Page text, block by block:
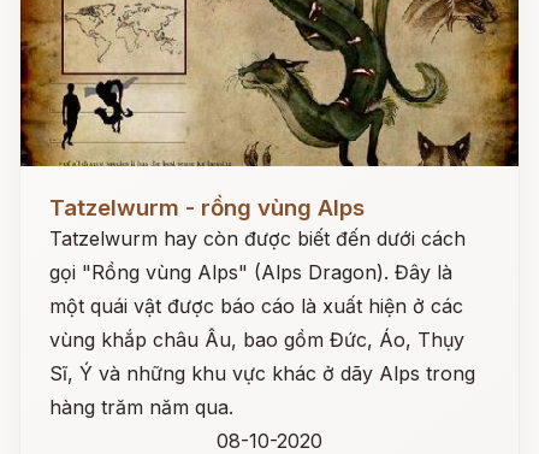
Tatzelwurm - rồng vùng Alps
Tatzelwurm hay còn được biết đến dưới cách
gọi "Rồng vùng Alps" (Alps Dragon). Đây là
một quái vật được báo cáo là xuất hiện ở các
vùng khắp châu Âu, bao gồm Đức, Áo, Thụy
Sĩ, Ý và những khu vực khác ở dãy Alps trong
hàng trăm năm qua.
08-10-2020